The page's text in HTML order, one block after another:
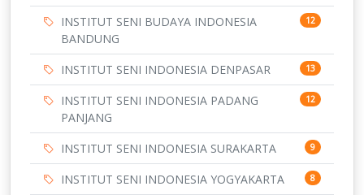
INSTITUT SENI BUDAYA INDONESIA
BANDUNG
12
INSTITUT SENI INDONESIA DENPASAR 13
INSTITUT SENI INDONESIA PADANG
PANJANG
12
INSTITUT SENI INDONESIA SURAKARTA 9
INSTITUT SENI INDONESIA YOGYAKARTA 8